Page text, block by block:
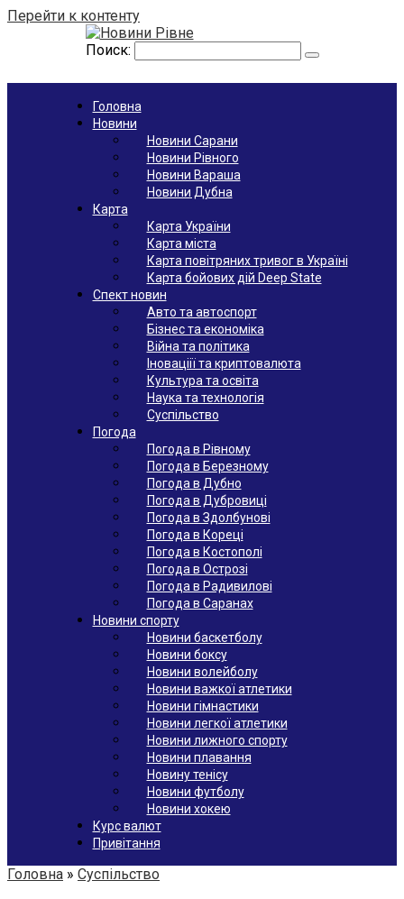
Перейти к контенту
Поиск:
Головна
Новини
Новини Сарани
Новини Рівного
Новини Вараша
Новини Дубна
Карта
Карта України
Карта міста
Карта повітряних тривог в Україні
Карта бойових дій Deep State
Спект новин
Авто та автоспорт
Бізнес та економіка
Війна та політика
Іноваціії та криптовалюта
Культура та освіта
Наука та технологія
Суспільство
Погода
Погода в Рівному
Погода в Березному
Погода в Дубно
Погода в Дубровиці
Погода в Здолбунові
Погода в Кореці
Погода в Костополі
Погода в Острозі
Погода в Радивилові
Погода в Саранах
Новини спорту
Новини баскетболу
Новини боксу
Новини волейболу
Новини важкої атлетики
Новини гімнастики
Новини легкої атлетики
Новини лижного спорту
Новини плавання
Новину тенісу
Новини футболу
Новини хокею
Курс валют
Привітання
Головна » Суспільство